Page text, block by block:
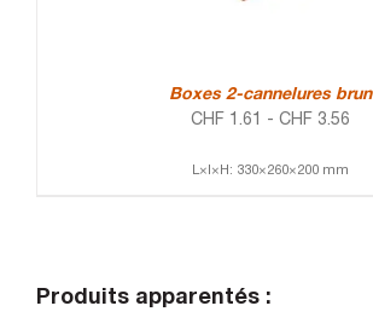
Boxes 2-cannelures brun
CHF 1.61 - CHF 3.56
L×l×H: 330×260×200 mm
Produits apparentés :